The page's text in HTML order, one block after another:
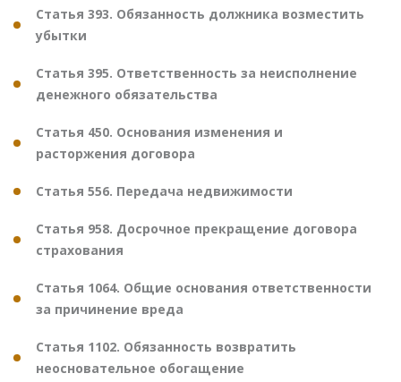
Статья 393. Обязанность должника возместить
убытки
Статья 395. Ответственность за неисполнение
денежного обязательства
Статья 450. Основания изменения и
расторжения договора
Статья 556. Передача недвижимости
Статья 958. Досрочное прекращение договора
страхования
Статья 1064. Общие основания ответственности
за причинение вреда
Статья 1102. Обязанность возвратить
неосновательное обогащение